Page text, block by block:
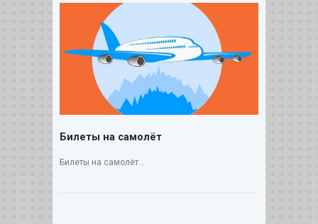
Билеты на самолёт
Билеты на самолёт...